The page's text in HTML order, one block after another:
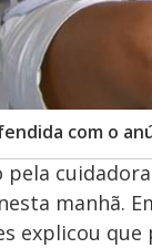
com o
manhã.
explicou